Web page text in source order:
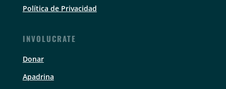
Política de Privacidad
INVOLUCRATE
Donar
Apadrina